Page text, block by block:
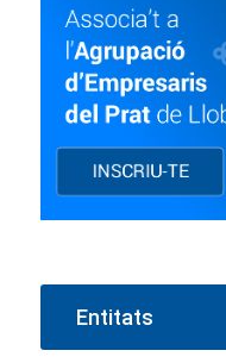
Entitats